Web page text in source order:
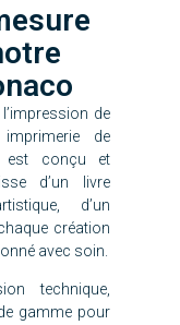
de
de
est conçu et
d’un livre
d’un
création
avec soin.
technique,
gamme pour